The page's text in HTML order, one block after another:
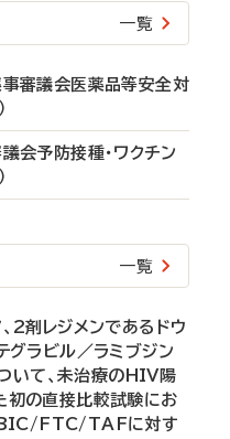
一覧
審議会医薬品等安全対
会予防接種・ワクチン
一覧
2剤レジメンであるドウ
グラビル／ラミブジン
いて、未治療のHIV陽
初の直接比較試験にお
BIC/FTC/TAFに対す